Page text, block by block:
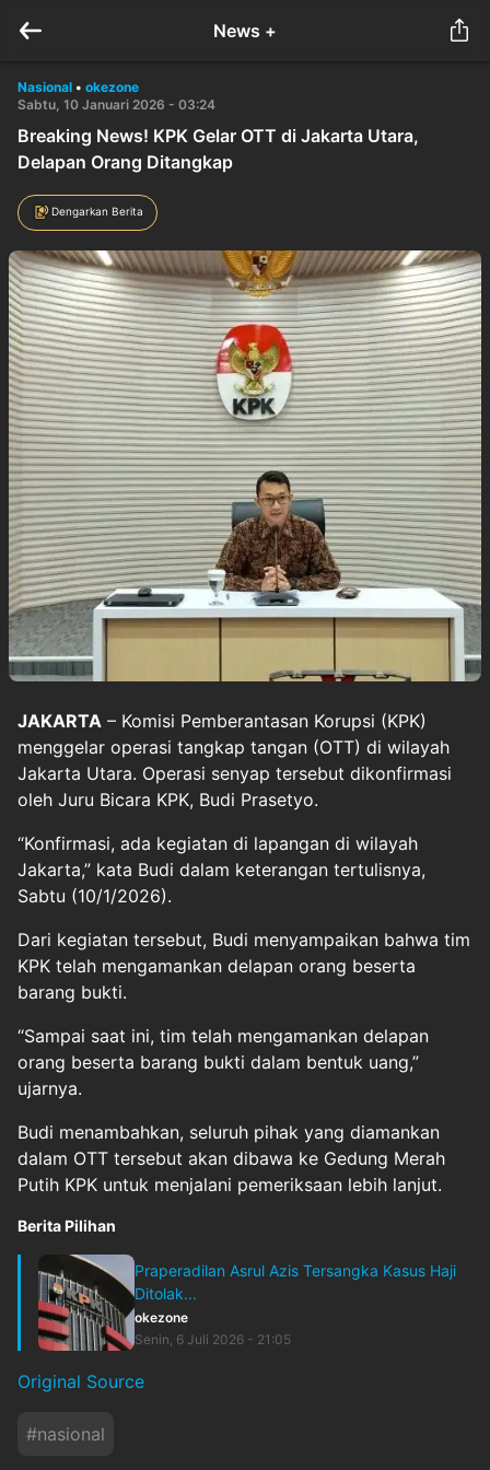
News +
Nasional • okezone
Sabtu, 10 Januari 2026 - 03:24
Breaking News! KPK Gelar OTT di Jakarta Utara,
Delapan Orang Ditangkap
Dengarkan Berita
JAKARTA – Komisi Pemberantasan Korupsi (KPK)
menggelar operasi tangkap tangan (OTT) di wilayah
Jakarta Utara. Operasi senyap tersebut dikonfirmasi
oleh Juru Bicara KPK, Budi Prasetyo.
“Konfirmasi, ada kegiatan di lapangan di wilayah
Jakarta,” kata Budi dalam keterangan tertulisnya,
Sabtu (10/1/2026).
Dari kegiatan tersebut, Budi menyampaikan bahwa tim
KPK telah mengamankan delapan orang beserta
barang bukti.
“Sampai saat ini, tim telah mengamankan delapan
orang beserta barang bukti dalam bentuk uang,”
ujarnya.
Budi menambahkan, seluruh pihak yang diamankan
dalam OTT tersebut akan dibawa ke Gedung Merah
Putih KPK untuk menjalani pemeriksaan lebih lanjut.
Berita Pilihan
Praperadilan Asrul Azis Tersangka Kasus Haji
Ditolak...
okezone
Senin, 6 Juli 2026 - 21:05
Original Source
#nasional